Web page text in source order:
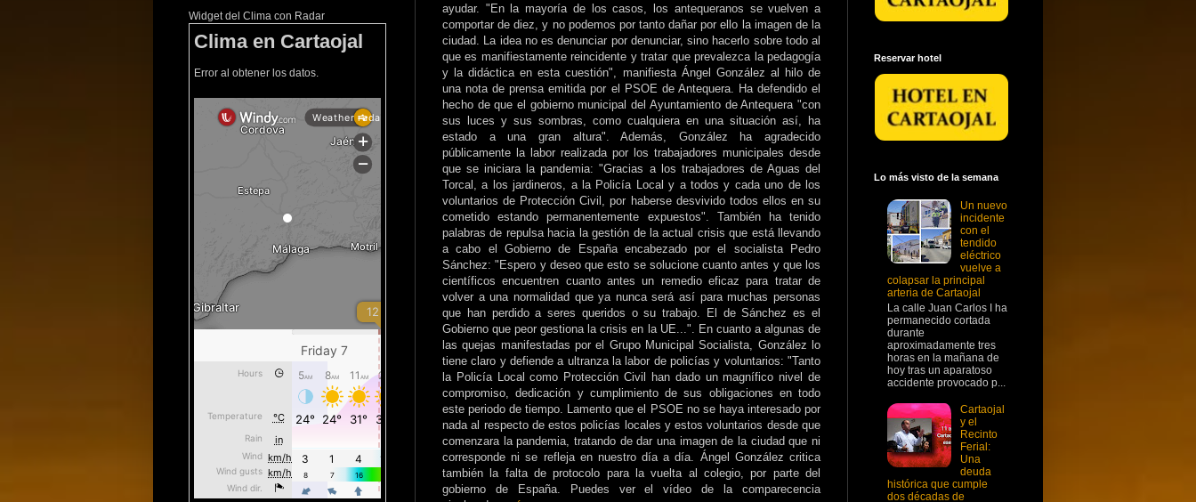
ayudar. "En la mayoría de los casos, los antequeranos se vuelven a
comportar de diez, y no podemos por tanto dañar por ello la imagen de la
ciudad. La idea no es denunciar por denunciar, sino hacerlo sobre todo al
que es manifiestamente reincidente y tratar que prevalezca la pedagogía
y la didáctica en esta cuestión", manifiesta Ángel González al hilo de
una nota de prensa emitida por el PSOE de Antequera. Ha defendido el
hecho de que el gobierno municipal del Ayuntamiento de Antequera "con
sus luces y sus sombras, como cualquiera en una situación así, ha
estado a una gran altura". Además, González ha agradecido
públicamente la labor realizada por los trabajadores municipales desde
que se iniciara la pandemia: "Gracias a los trabajadores de Aguas del
Torcal, a los jardineros, a la Policía Local y a todos y cada uno de los
voluntarios de Protección Civil, por haberse desvivido todos ellos en su
cometido estando permanentemente expuestos". También ha tenido
palabras de repulsa hacia la gestión de la actual crisis que está llevando
a cabo el Gobierno de España encabezado por el socialista Pedro
Sánchez: "Espero y deseo que esto se solucione cuanto antes y que los
científicos encuentren cuanto antes un remedio eficaz para tratar de
volver a una normalidad que ya nunca será así para muchas personas
que han perdido a seres queridos o su trabajo. El de Sánchez es el
Gobierno que peor gestiona la crisis en la UE...". En cuanto a algunas de
las quejas manifestadas por el Grupo Municipal Socialista, González lo
tiene claro y defiende a ultranza la labor de policías y voluntarios: "Tanto
la Policía Local como Protección Civil han dado un magnífico nivel de
compromiso, dedicación y cumplimiento de sus obligaciones en todo
este periodo de tiempo. Lamento que el PSOE no se haya interesado por
nada al respecto de estos policías locales y estos voluntarios desde que
comenzara la pandemia, tratando de dar una imagen de la ciudad que ni
corresponde ni se refleja en nuestro día a día. Ángel González critica
también la falta de protocolo para la vuelta al colegio, por parte del
gobierno de España. Puedes ver el vídeo de la comparecencia
Widget del Clima con Radar
Clima en Cartaojal
Error al obtener los datos.
Reservar hotel
Lo más visto de la semana
Un nuevo
incidente
con el
tendido
eléctrico
vuelve a
colapsar la principal
arteria de Cartaojal
La calle Juan Carlos I ha
permanecido cortada
durante
aproximadamente tres
horas en la mañana de
hoy tras un aparatoso
accidente provocado p...
Cartaojal
y el
Recinto
Ferial:
Una
deuda
histórica que cumple
dos décadas de